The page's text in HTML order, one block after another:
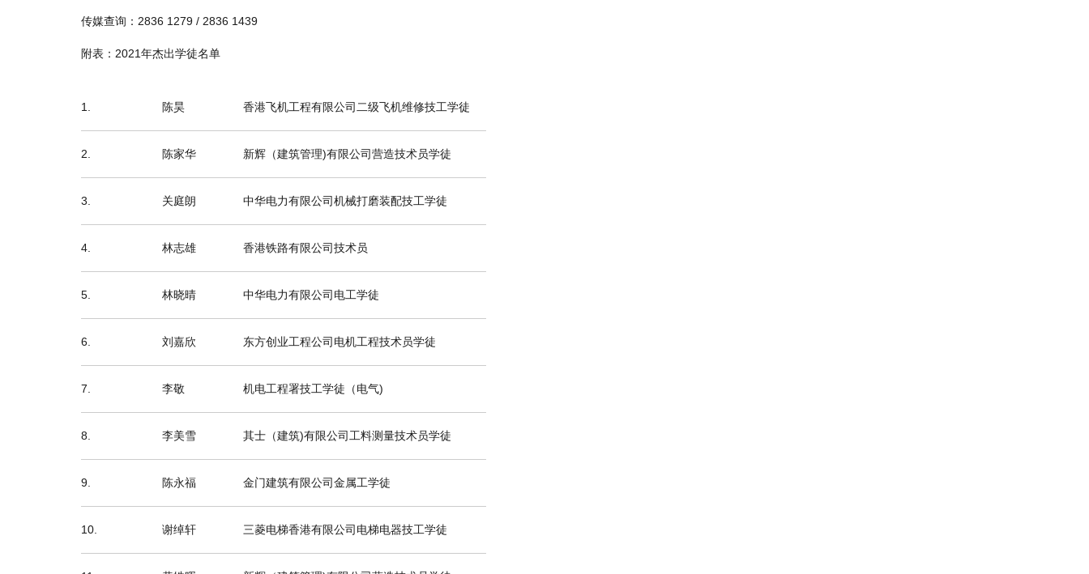
传媒查询：2836 1279 / 2836 1439
附表：2021年杰出学徒名单
1. 陈昊 香港飞机工程有限公司二级飞机维修技工学徒
2. 陈家华 新辉（建筑管理)有限公司营造技术员学徒
3. 关庭朗 中华电力有限公司机械打磨装配技工学徒
4. 林志雄 香港铁路有限公司技术员
5. 林晓晴 中华电力有限公司电工学徒
6. 刘嘉欣 东方创业工程公司电机工程技术员学徒
7. 李敬 机电工程署技工学徒（电气)
8. 李美雪 其士（建筑)有限公司工料测量技术员学徒
9. 陈永福 金门建筑有限公司金属工学徒
10. 谢绰轩 三菱电梯香港有限公司电梯电器技工学徒